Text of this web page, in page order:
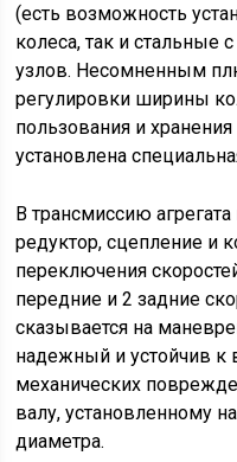
(есть возможность
колеса, так и стальные
узлов. Несомненным
регулировки ширины
пользования и
установлена
В трансмиссию
редуктор, сцепление и
переключения
передние и 2 задние
сказывается на
надежный и устойчив к
механических
валу, установленному
диаметра.